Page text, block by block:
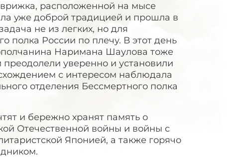
расположенной на мысе
уже доброй традицией и прошла в
не из легких, но для
полка России по плечу. В этот день
Наримана Шаулова тоже
уверенно и установили
с интересом наблюдала
отделения Бессмертного полка
и бережно хранят память о
Отечественной войны и войны с
Японией, а также горячо